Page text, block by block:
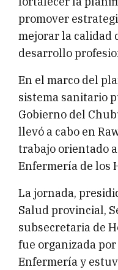
promover
mejorar la calidad
desarrollo
En el marco del
sistema sanitario
Gobierno del
llevó a cabo en
trabajo orientado
Enfermería de los
La jornada,
Salud provincial,
subsecretaria de
fue organizada
Enfermería y